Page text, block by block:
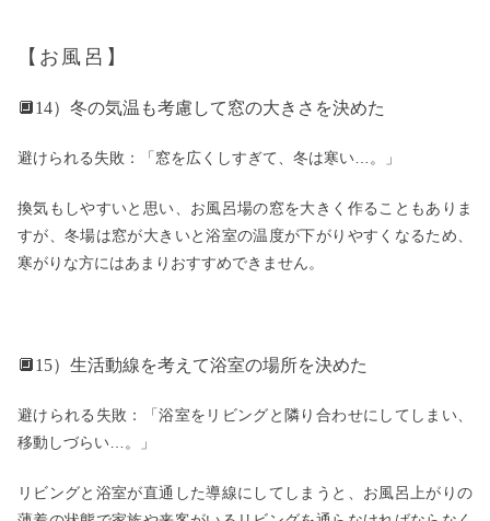
【お風呂】
🔲14）冬の気温も考慮して窓の大きさを決めた
避けられる失敗：「窓を広くしすぎて、冬は寒い…。」
換気もしやすいと思い、お風呂場の窓を大きく作ることもありま
すが、冬場は窓が大きいと浴室の温度が下がりやすくなるため、
寒がりな方にはあまりおすすめできません。
🔲15）生活動線を考えて浴室の場所を決めた
避けられる失敗：「浴室をリビングと隣り合わせにしてしまい、
移動しづらい…。」
リビングと浴室が直通した導線にしてしまうと、お風呂上がりの